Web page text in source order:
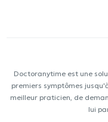
Doctoranytime est une
premiers symptômes
meilleur praticien, de
lui